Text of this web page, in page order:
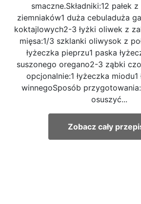
smaczne.Składniki:12 pałek
ziemniaków1 duża cebuladuża
koktajlowych2-3 łyżki oliwek z
mięsa:1/3 szklanki oliwysok z
łyżeczka pieprzu1 paska
suszonego oregano2-3 ząbki
opcjonalnie:1 łyżeczka
winnegoSposób
osuszyć...
Zobacz cały